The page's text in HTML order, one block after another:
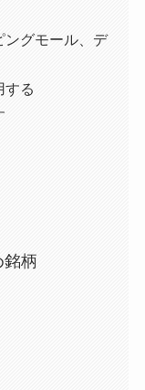
ングモール、デ
する
銘柄